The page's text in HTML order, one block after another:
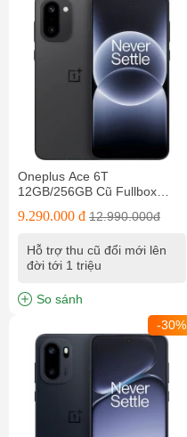
Oneplus Ace 6T
12GB/256GB Cũ Fullbox
9.290.000 đ 12.990.000đ
Hỗ trợ thu cũ đổi mới lên
đời tới 1 triệu
So sánh
-30%